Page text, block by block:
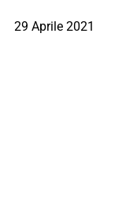
29 Aprile 2021